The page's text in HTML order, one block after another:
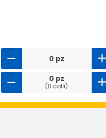
0 pz
0 pz
(0 colli)